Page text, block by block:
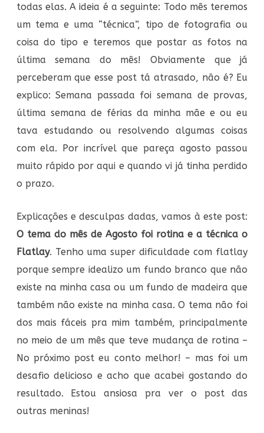
todas elas. A ideia é a seguinte: Todo mês teremos
um tema e uma “técnica”, tipo de fotografia ou
coisa do tipo e teremos que postar as fotos na
última semana do mês! Obviamente que já
perceberam que esse post tá atrasado, não é? Eu
explico: Semana passada foi semana de provas,
última semana de férias da minha mãe e ou eu
tava estudando ou resolvendo algumas coisas
com ela. Por incrível que pareça agosto passou
muito rápido por aqui e quando vi já tinha perdido
o prazo.
Explicações e desculpas dadas, vamos à este post:
O tema do mês de Agosto foi rotina e a técnica o
Flatlay. Tenho uma super dificuldade com flatlay
porque sempre idealizo um fundo branco que não
existe na minha casa ou um fundo de madeira que
também não existe na minha casa. O tema não foi
dos mais fáceis pra mim também, principalmente
no meio de um mês que teve mudança de rotina –
No próximo post eu conto melhor! – mas foi um
desafio delicioso e acho que acabei gostando do
resultado. Estou ansiosa pra ver o post das
outras meninas!